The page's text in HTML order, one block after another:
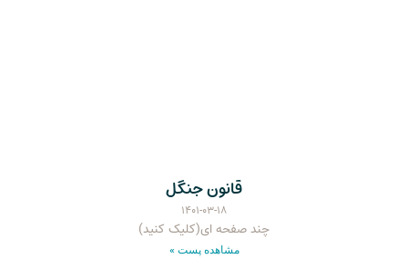
قانون جنگل
۱۴۰۱-۰۳-۱۸
چند صفحه ای(کلیک کنید)
مشاهده پست »